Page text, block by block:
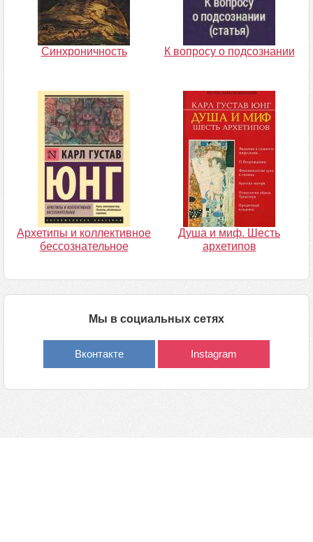
Синхроничность К вопросу о подсознании
Архетипы и коллективное
бессознательное
Душа и миф. Шесть
архетипов
Мы в социальных сетях
Вконтакте Instagram